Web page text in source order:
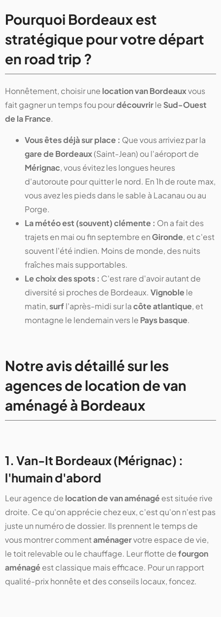
Pourquoi Bordeaux est
stratégique pour votre départ
en road trip ?
Honnêtement, choisir une location van Bordeauxvous
fait gagner un temps fou pourdécouvrirle Sud-Ouest
de la France.
Vous êtes déjà sur place : Que vous arriviez par la
gare de Bordeaux(Saint-Jean) ou l'aéroport de
Mérignac, vous évitez les longues heures
d'autoroute pour quitter le nord. En 1h de route max,
vous avez les pieds dans le sable à Lacanau ou au
Porge.
La météo est (souvent) clémente : On a fait des
trajets en mai ou fin septembre en Gironde, et c'est
souvent l'été indien. Moins de monde, des nuits
fraîches mais supportables.
Le choix des spots : C'est rare d'avoir autant de
diversité si proches de Bordeaux. Vignoblele
matin,surf l'après-midi sur lacôte atlantique, et
montagne le lendemain vers le Pays basque.
Notre avis détaillé sur les
agences de location de van
aménagé à Bordeaux
1. Van-It Bordeaux (Mérignac) :
l'humain d'abord
Leur agence de location de van aménagéest située rive
droite. Ce qu'on apprécie chez eux, c'est qu'on n'est pas
juste un numéro de dossier. Ils prennent le temps de
vous montrer commentaménagervotre espace de vie,
le toit relevable ou le chauffage. Leur flotte defourgon
aménagéest classique mais efficace. Pour un rapport
qualité-prix honnête et des conseils locaux, foncez.